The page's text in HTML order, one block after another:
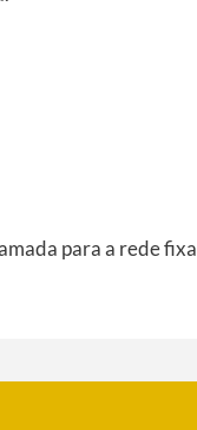
para a rede fixa